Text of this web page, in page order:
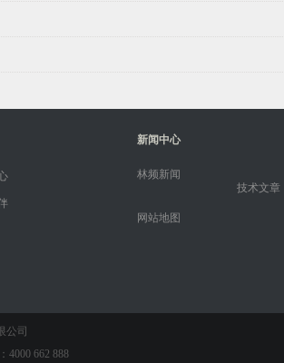
新闻中心
林频新闻
技术文章
网站地图
公司
4000 662 888